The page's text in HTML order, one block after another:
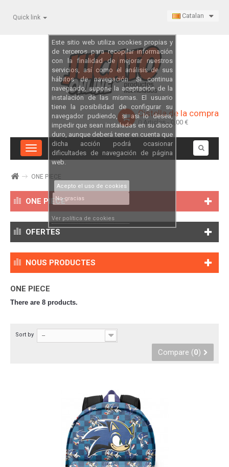
Este sitio web utiliza cookies propias y
de terceros para recopilar información
con la finalidad de mejorar nuestros
servicios, así como el análisis de sus
hábitos de navegación. Si continua
navegando, supone la aceptación de la
instalación de las mismas. El usuario
tiene la posibilidad de configurar su
navegador pudiendo, si así lo desea,
impedir que sean instaladas en su disco
duro, aunque deberá tener en cuenta que
dicha acción podrá ocasionar
dificultades de navegación de página
web.
Acepto el uso de cookies
No gracias
Ver política de cookies
Catalan
Quick link
Cistella de la compra
0Articles - 0,00 €
Toggle
navigation
ONE PIECE
ONE PIECE
OFERTES
NOUS PRODUCTES
ONE PIECE
There are 8 products.
Sort by --
Compare (0)